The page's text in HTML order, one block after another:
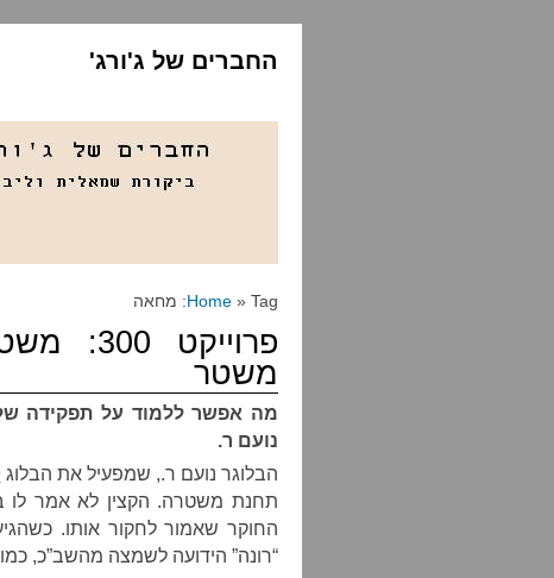
החברים של ג'ורג'
Home » Tag: מחאה
משטר
מה אפשר ללמוד על תפקידה
נועם ר.
הבלוגר נועם ר., שמפעיל את הבלוג
תחנת משטרה. הקצין לא אמר
החוקר שאמור לחקור אותו.
“רונה” הידועה לשמצה מהשב”כ,